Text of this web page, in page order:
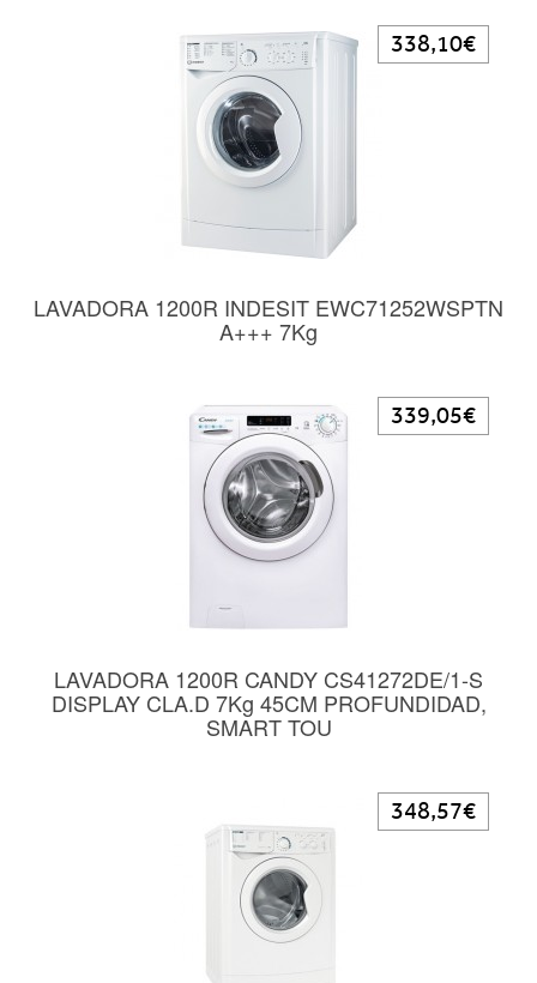
LAVADORA 1200R INDESIT EWC71252WSPTN
A+++ 7Kg
338,10€
LAVADORA 1200R CANDY CS41272DE/1-S
DISPLAY CLA.D 7Kg 45CM PROFUNDIDAD,
SMART TOU
339,05€
348,57€